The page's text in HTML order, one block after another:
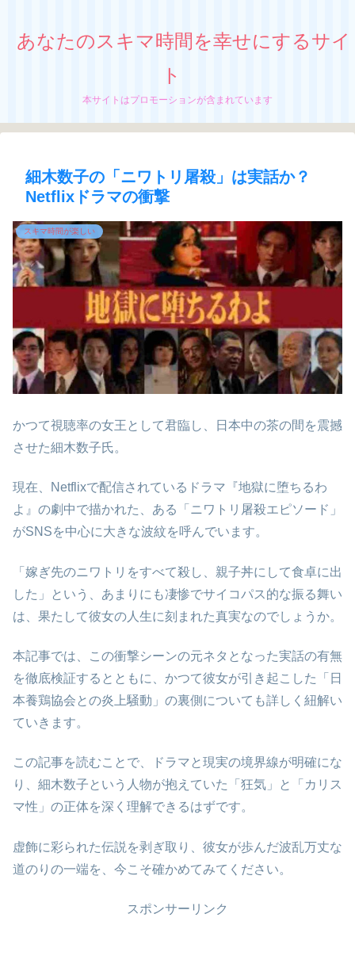
あなたのスキマ時間を幸せにするサイ
ト
本サイトはプロモーションが含まれています
細木数子の「ニワトリ屠殺」は実話か？
Netflixドラマの衝撃
スキマ時間が楽しい
かつて視聴率の女王として君臨し、日本中の茶の間を震撼
させた細木数子氏。
現在、Netflixで配信されているドラマ『地獄に堕ちるわ
よ』の劇中で描かれた、ある「ニワトリ屠殺エピソード」
がSNSを中心に大きな波紋を呼んでいます。
「嫁ぎ先のニワトリをすべて殺し、親子丼にして食卓に出
した」という、あまりにも凄惨でサイコパス的な振る舞い
は、果たして彼女の人生に刻まれた真実なのでしょうか。
本記事では、この衝撃シーンの元ネタとなった実話の有無
を徹底検証するとともに、かつて彼女が引き起こした「日
本養鶏協会との炎上騒動」の裏側についても詳しく紐解い
ていきます。
この記事を読むことで、ドラマと現実の境界線が明確にな
り、細木数子という人物が抱えていた「狂気」と「カリス
マ性」の正体を深く理解できるはずです。
虚飾に彩られた伝説を剥ぎ取り、彼女が歩んだ波乱万丈な
道のりの一端を、今こそ確かめてみてください。
スポンサーリンク